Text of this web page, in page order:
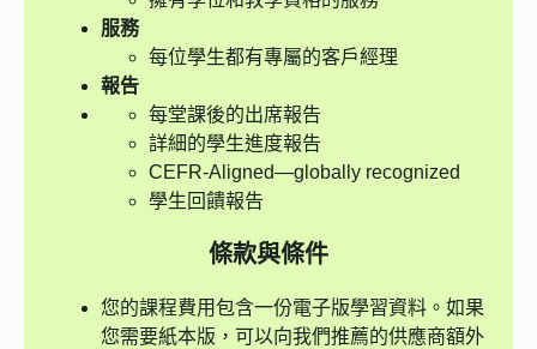
服務
每位學生都有專屬的客戶經理
報告
每堂課後的出席報告
詳細的學生進度報告
CEFR-Aligned—globally recognized
學生回饋報告
條款與條件
您的課程費用包含一份電子版學習資料。如果
您需要紙本版，可以向我們推薦的供應商額外